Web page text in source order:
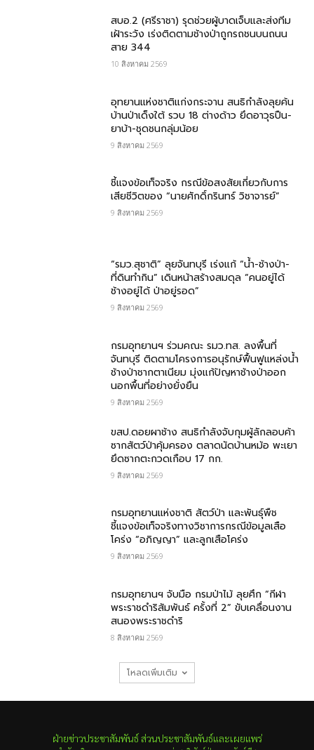
สบอ.2 (ศรีราชา) รุดช่วยผู้บาดเจ็บและส่งทีม
เฝ้าระวัง เร่งติดตามช้างป่าถูกรถชนบนถนน
สาย 344
10 สิงหาคม 2569
อุทยานแห่งชาติแก่งกระจาน สนธิกำลังลุยค้น
บ้านป่าเด็งใต้ รวบ 18 ต่างด้าว ยึดอาวุธปืน-
ยาบ้า-ชุดชนกลุ่มน้อย
9 สิงหาคม 2569
ชี้แจงข้อเท็จจริง กรณีข้อสงสัยเกี่ยวกับการ
เสียชีวิตของ “นายศักดิ์กรินทร์ วิชาจารย์”
9 สิงหาคม 2569
“รมว.สุชาติ” ลุยจันทบุรี เร่งแก้ “น้ำ-ช้างป่า-
ที่ดินทำกิน” เดินหน้าสร้างสมดุล “คนอยู่ได้
ช้างอยู่ได้ ป่าอยู่รอด”
9 สิงหาคม 2569
กรมอุทยานฯ ร่วมคณะ รมว.ทส. ลงพื้นที่
จันทบุรี ติดตามโครงการอนุรักษ์ฟื้นฟูแหล่งน้ำ
ช้างป่าชากตาเนียม มุ่งแก้ปัญหาช้างป่าออก
นอกพื้นที่อย่างยั่งยืน
9 สิงหาคม 2569
ขสป.ดอยผาช้าง สนธิกำลังจับกุมผู้ลักลอบค้า
ซากสัตว์ป่าคุ้มครอง ตลาดนัดบ้านหม้อ พะเยา
ยึดซากตะกวดเกือบ 17 กก.
9 สิงหาคม 2569
กรมอุทยานแห่งชาติ สัตว์ป่า และพันธุ์พืช​
ชี้แจงข้อเท็จจริงทางวิชาการกรณีข้อมูลเสือ
โคร่ง “อภิญญา” และลูกเสือโคร่ง
9 สิงหาคม 2569
กรมอุทยานฯ จับมือ กรมป่าไม้ ลุยศึก “กีฬา
พระราชดำริสัมพันธ์ ครั้งที่ 2” ขับเคลื่อนงาน
สนองพระราชดำริ
8 สิงหาคม 2569
โหลดเพิ่มเติม
ฝ่ายข่าวประชาสัมพันธ์ ส่วนประชาสัมพันธ์และเผยแพร่